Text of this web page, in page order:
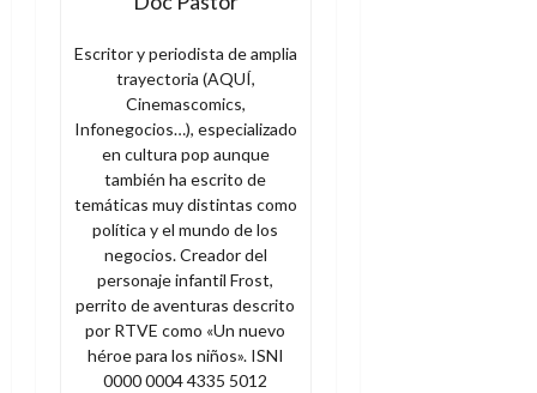
Escritor y periodista de amplia
trayectoria (AQUÍ,
Cinemascomics,
Infonegocios…), especializado
en cultura pop aunque
también ha escrito de
temáticas muy distintas como
política y el mundo de los
negocios. Creador del
personaje infantil Frost,
perrito de aventuras descrito
por RTVE como «Un nuevo
héroe para los niños». ISNI
0000 0004 4335 5012